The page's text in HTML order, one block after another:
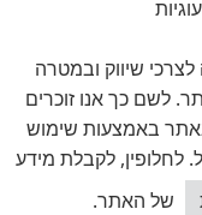
שיווק ובמטרה
לשם כך אנו זוכרים
באמצעות שימוש
לחלופין, לקבלת מידע
של האתר.